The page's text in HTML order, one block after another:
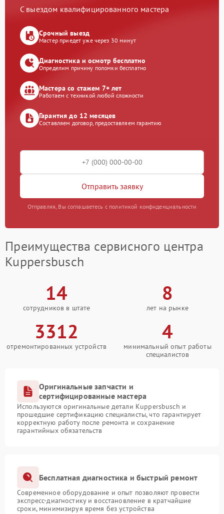
С выездом квалифицированного мастера
Срочный выезд
Мастер приедет уже через 30 минут
Диагностика и осмотр бесплатно
Определим причину поломки бесплатно
Мастера со стажем 7+ лет
Работаем с техникой любой сложности
Гарантия до 12 месяцев
Составляем договор, предоставляем гарантию
Отправить заявку
Отправляя, Вы соглашаетесь с политикой конфиденциальности
Преимущества сервисного центра
Kuppersbusch
14
сотрудников в штате
8
лет на рынке
3312
отремонтированных устройств
4
минимальный опыт работы
специалистов
Оригинальные запчасти и
сертифицированные мастера
Используются оригинальные детали Kuppersbusch и
прошедшие сертификацию специалисты, что гарантирует
корректную работу после ремонта и сохранение
гарантийных обязательств
Бесплатная диагностика и быстрый ремонт
Современное оборудование и опыт позволяют провести
экспресс-диагностику и восстановление в кратчайшие
сроки, минимизируя время без устройства